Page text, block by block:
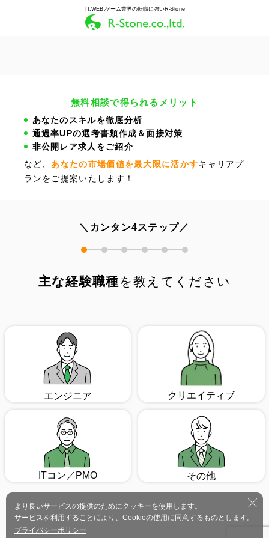
IT,WEB,ゲーム業界の転職に強いR-Stone
無料相談で得られるメリット
あなたのスキルを徹底分析
通過率UPの選考書類作成＆面接対策
非公開レア求人をご紹介
など、 あなたの市場価値を最大限に活かすキャリアプ
ランをご提案いたします！
＼カンタン4ステップ／
主な経験職種を教えてください
エンジニア クリエイティブ
ITコン／PMO その他
より良いサービスの提供のためにクッキーを使用します。
サービスを利用することにより、Cookieの使用に同意するものとします。
プライバシーポリシー